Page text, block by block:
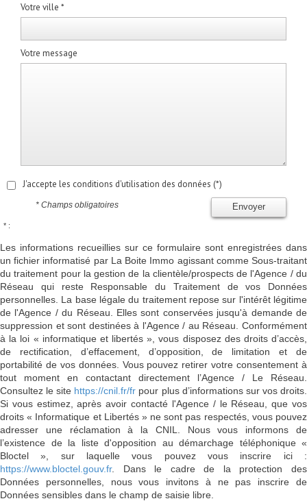
Votre ville *
Votre message
J'accepte les conditions d'utilisation des données (*)
Envoyer
* Champs obligatoires
* :
Les informations recueillies sur ce formulaire sont enregistrées dans
un fichier informatisé par La Boite Immo agissant comme Sous-traitant
du traitement pour la gestion de la clientèle/prospects de l'Agence / du
Réseau qui reste Responsable du Traitement de vos Données
personnelles. La base légale du traitement repose sur l'intérêt légitime
de l'Agence / du Réseau. Elles sont conservées jusqu'à demande de
suppression et sont destinées à l'Agence / au Réseau. Conformément
à la loi « informatique et libertés », vous disposez des droits d’accès,
de rectification, d’effacement, d’opposition, de limitation et de
portabilité de vos données. Vous pouvez retirer votre consentement à
tout moment en contactant directement l’Agence / Le Réseau.
Consultez le site https://cnil.fr/fr pour plus d’informations sur vos droits.
Si vous estimez, après avoir contacté l'Agence / le Réseau, que vos
droits « Informatique et Libertés » ne sont pas respectés, vous pouvez
adresser une réclamation à la CNIL. Nous vous informons de
l’existence de la liste d'opposition au démarchage téléphonique «
Bloctel », sur laquelle vous pouvez vous inscrire ici :
https://www.bloctel.gouv.fr. Dans le cadre de la protection des
Données personnelles, nous vous invitons à ne pas inscrire de
Données sensibles dans le champ de saisie libre.